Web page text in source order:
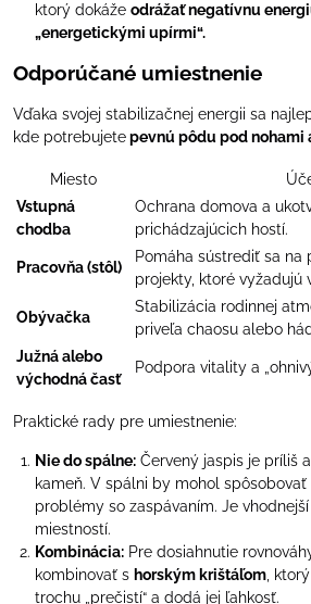
ktorý dokáže odrážať negatívnu
„energetickými upírmi“.
Odporúčané umiestnenie
Vďaka svojej stabilizačnej energii sa
kde potrebujetepevnú pôdu pod nohami
Miesto
Vstupná
chodba
Ochrana domova a
prichádzajúcich hostí.
Pracovňa (stôl)
Pomáha sústrediť sa na
projekty, ktoré vyžadujú
Obývačka
Stabilizácia rodinnej
priveľa chaosu alebo
Južná alebo
východná časť
Podpora vitality a
Praktické rady pre umiestnenie:
Nie do spálne: Červený jaspis je príliš
kameň. V spálni by mohol
problémy so zaspávaním. Je
miestností.
Kombinácia: Pre dosiahnutie
kombinovať s horským krištáľom ,
trochu „prečistí“ a dodá jej ľahkosť.